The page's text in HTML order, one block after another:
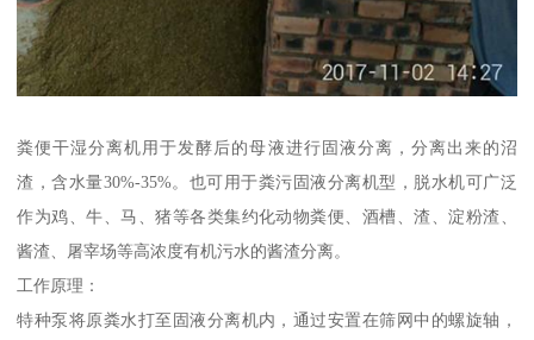
粪便干湿分离机用于发酵后的母液进行固液分离，分离出来的沼
渣，含水量30%-35%。也可用于粪污固液分离机型，脱水机可广泛
作为鸡、牛、马、猪等各类集约化动物粪便、酒槽、渣、淀粉渣、
酱渣、屠宰场等高浓度有机污水的酱渣分离。
工作原理：
特种泵将原粪水打至固液分离机内，通过安置在筛网中的螺旋轴，